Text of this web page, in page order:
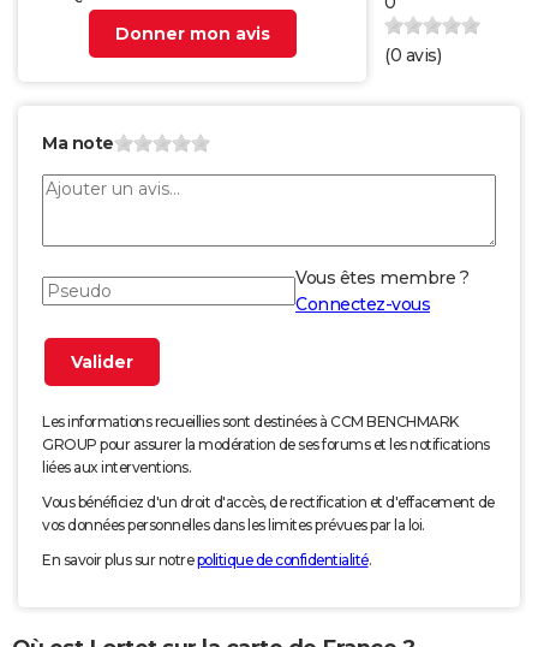
Donner mon avis
(0 avis)
Ma note
Vous êtes membre ?
Connectez-vous
Les informations recueillies sont destinées à CCM BENCHMARK
GROUP pour assurer la modération de ses forums et les notifications
liées aux interventions.
Vous bénéficiez d'un droit d'accès, de rectification et d'effacement de
vos données personnelles dans les limites prévues par la loi.
En savoir plus sur notrepolitique de confidentialité.